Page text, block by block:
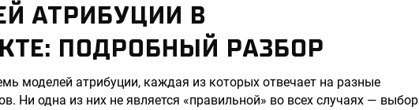
АТРИБУЦИИ В
ПОДРОБНЫЙ РАЗБОР
моделей атрибуции, каждая из которых отвечает на разные
Ни одна из них не является «правильной» во всех случаях — выбор